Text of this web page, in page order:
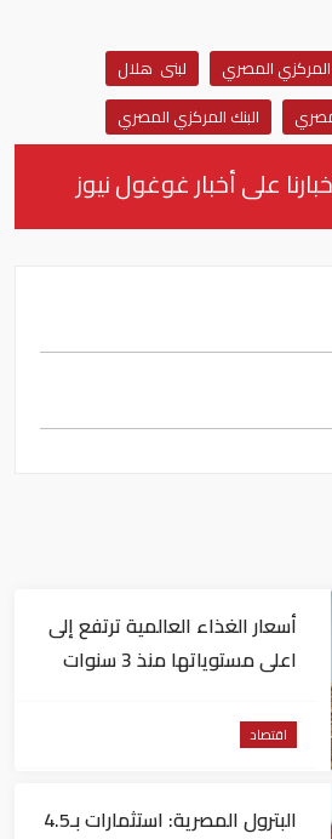
المصري
لبنى هلال
البنك المركزي المصري
على أخبار غوغول نيوز
أسعار الغذاء العالمية ترتفع إلى
اعلى مستوياتها منذ 3 سنوات
اقتصاد
البترول المصرية: استثمارات بـ4.5